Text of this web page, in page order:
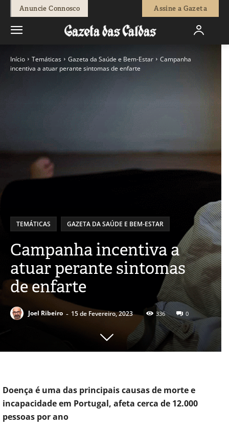
Anuncie Connosco Assine a Gazeta
Início Temáticas Gazeta da Saúde e Bem-Estar
Campanha
incentiva a atuar perante sintomas de enfarte
TEMÁTICAS GAZETA DA SAÚDE E BEM-ESTAR
Campanha incentiva a
atuar perante sintomas
de enfarte
Joel Ribeiro - 15 de Fevereiro, 2023 336 0
Doença é uma das principais causas de morte e
incapacidade em Portugal, afeta cerca de 12.000
pessoas por ano